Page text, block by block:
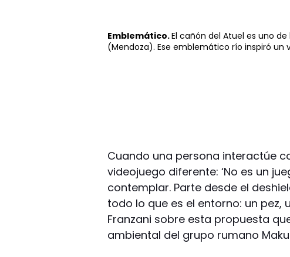
Emblemático.El cañón del Atuel es uno
(Mendoza). Ese emblemático río inspiró un
Cuando una persona interactúe
videojuego diferente: ‘No es un
contemplar. Parte desde el
todo lo que es el entorno: un pez,
Franzani sobre esta propuesta
ambiental del grupo rumano